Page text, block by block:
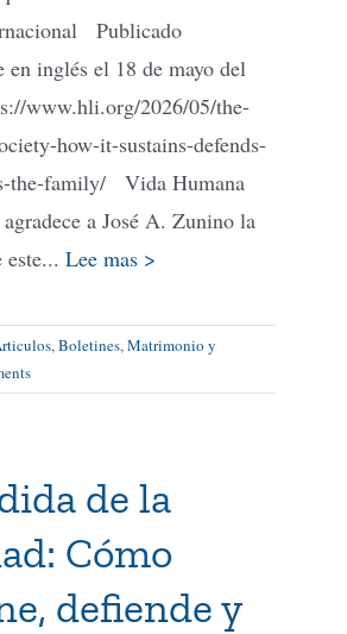
Publicado
en inglés el 18 de mayo del
www.hli.org/2026/05/the-
how-it-sustains-defends-
the-family/ Vida Humana
a José A. Zunino la
Lee mas >
, Boletines, Matrimonio y
de la
Cómo
defiende y